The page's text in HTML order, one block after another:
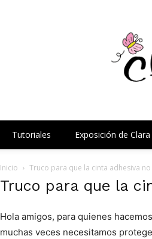
Tutoriales Exposición de
Inicio Truco para que la cinta adhesiva
Truco para que la
Hola amigos, para quienes
muchas veces necesitamos